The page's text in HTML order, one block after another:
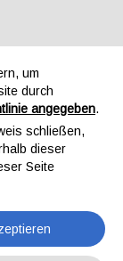
um
durch
angegeben.
schließen,
dieser
Seite